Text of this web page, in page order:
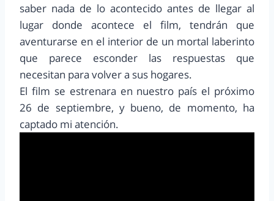
saber nada de lo acontecido antes de llegar al
lugar donde acontece el film, tendrán que
aventurarse en el interior de un mortal laberinto
que parece esconder las respuestas que
necesitan para volver a sus hogares.
El film se estrenara en nuestro país el próximo
26 de septiembre, y bueno, de momento, ha
captado mi atención.